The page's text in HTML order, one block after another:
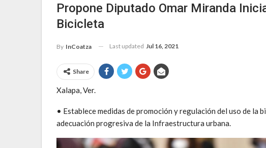
Propone Diputado Omar Miranda
Bicicleta
By InCoatza Last updated Jul 16, 2021
Share
Xalapa, Ver.
• Establece medidas de promoción y regulación del uso de la
adecuación progresiva de la Infraestructura urbana.